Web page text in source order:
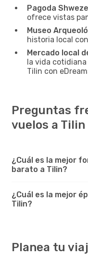
Pagoda
ofrece vistas
Museo
historia local
Mercado local
la vida cotidiana
Tilin con
Preguntas
vuelos a Tilin
¿Cuál es la mejor
barato a Tilin?
¿Cuál es la mejor
Tilin?
Planea tu